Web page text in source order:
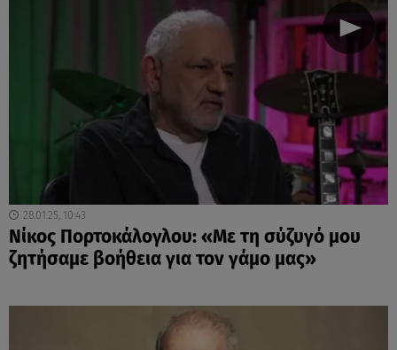
28.01.25, 10:43
Νίκος Πορτοκάλογλου: «Με τη σύζυγό μου
ζητήσαμε βοήθεια για τον γάμο μας»